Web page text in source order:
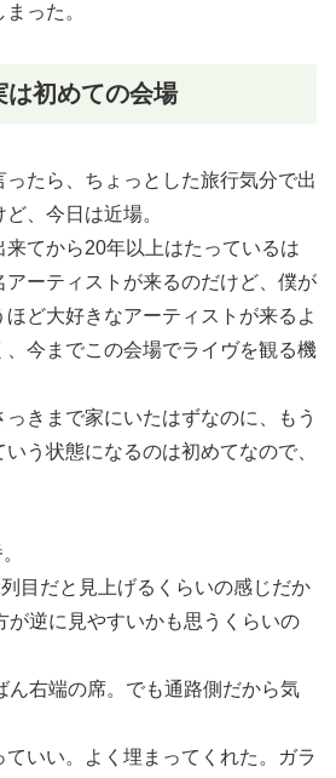
った。
は初めての会場
たら、ちょっとした旅行気分で出
、今日は近場。
てから20年以上はたっているは
ーティストが来るのだけど、僕が
ど大好きなアーティストが来るよ
、今までこの会場でライヴを観る機
きまで家にいたはずなのに、もう
う状態になるのは初めてなので、
目だと見上げるくらいの感じだか
が逆に見やすいかも思うくらいの
ん右端の席。でも通路側だから気
いい。よく埋まってくれた。ガラ